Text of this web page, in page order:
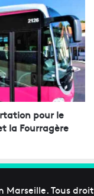
pour le
la Fourragère
Marseille. Tous